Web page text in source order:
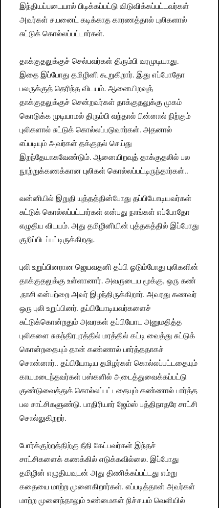
இந்தியப்படையால் பிடிக்கப்பட்டு விடுவிக்கப்பட்டவர்கள்
அவர்கள் சயனைட் கடிக்காத காரணத்தால் புலிகளால்
சுட்டுக் கொல்லப்பட்டார்கள்.
தாக்குதலுக்குச் செல்பவர்கள் திரும்பி வரமுடியாது.
இதை இப்போது தமிழினி கூறுகிறார். இது எப்போதோ
பலருக்குத் தெரிந்த விடயம். ஆனையிறவுத்
தாக்குதலுக்குச் சென்றவர்கள் தாக்குதலுக்கு முகம்
கொடுக்க முடியாமல் திரும்பி வந்தால் பின்னால் நிற்கும்
புலிகளால் சுட்டுக் கொல்லப்படுவார்கள். அதனால்
எப்படியும் அவர்கள் தக்குதல் செய்து
இறந்தேயாகவேண்டும். ஆனையிறவுத் தாக்குதலில் பல
நூற்றுக்கணக்கான புலிகள் கொல்லப்பட்டிருந்தார்கள்..
வன்னியில் இறுதி யுத்தத்தின்போது தப்பியோடியவர்கள்
சுட்டுக் கொல்லப்பட்டார்கள் என்பது நாங்கள் எப்போதோ
எழுதிய விடயம். அது தமிழினியின் புத்தகத்தில் இப்போது
குறிப்பிடப்பட்டிருக்கிறது.
புலி உறுப்பினரான ஜெயவதனி தப்பி ஓடும்போது புலிகளின்
தாக்குதலுக்கு உள்ளானார். அவருடைய மூக்கு, ஒரு கண்
,நாசி என்பற்றை அவர் இழந்திருக்கிறார். அவரது கணவர்
ஒரு புலி உறுப்பினர். தப்பியோடியவர்களைச்
சுட்டுக்கொன்றதும் அவரகள் தப்பியோட அனுமதித்த
புலிகளை சுகந்திரபுரத்தில் மரத்தில் கட்டி வைத்து சுட்டுக்
கொன்றதையும் தான் கண்ணால் பார்த்ததாகச்
சொன்னார்.. தப்பியோடிய தமிழர்கள் கொல்லப்பட்டதையும்
காயமடைந்தவர்கள் பஸ்களில் அடைத்துவைக்கப்பட்டு
குண்டுவைத்துக் கொல்லப்பட்டதையும் கண்ணால் பார்த்த
பல சாட்சிகளுண்டு. பாதிரியார் ஜேம்ஸ் பத்திநாதரே சாட்சி
சொல்லுகிறறர்.
போர்க்குற்றத்திற்கு நீதி கேட்பவர்கள் இந்தச்
சாட்சிகளைக் கணக்கில் எடுக்கவில்லை. இப்போது
தமிழின் எழுதியவுடன் அது திணிக்கப்பட்டது எம்று
கதையை மாற்ற முனைகிறார்கள். எப்படித்தான் அவர்கள்
மாற்ற முனைந்தாலும் உண்மைகள் நிச்சயம் வெளியில்